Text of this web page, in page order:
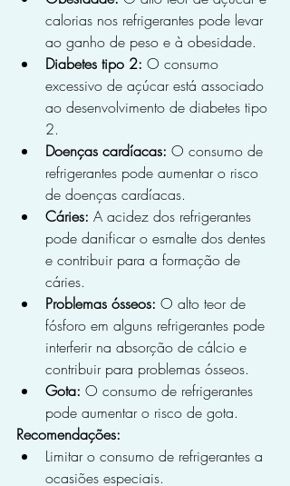
calorias nos refrigerantes pode levar
ao ganho de peso e à obesidade.
Diabetes tipo 2: O consumo
excessivo de açúcar está associado
ao desenvolvimento de diabetes tipo
2.
Doenças cardíacas: O consumo de
refrigerantes pode aumentar o risco
de doenças cardíacas.
Cáries: A acidez dos refrigerantes
pode danificar o esmalte dos dentes
e contribuir para a formação de
cáries.
Problemas ósseos: O alto teor de
fósforo em alguns refrigerantes pode
interferir na absorção de cálcio e
contribuir para problemas ósseos.
Gota: O consumo de refrigerantes
pode aumentar o risco de gota.
Recomendações:
Limitar o consumo de refrigerantes a
ocasiões especiais.